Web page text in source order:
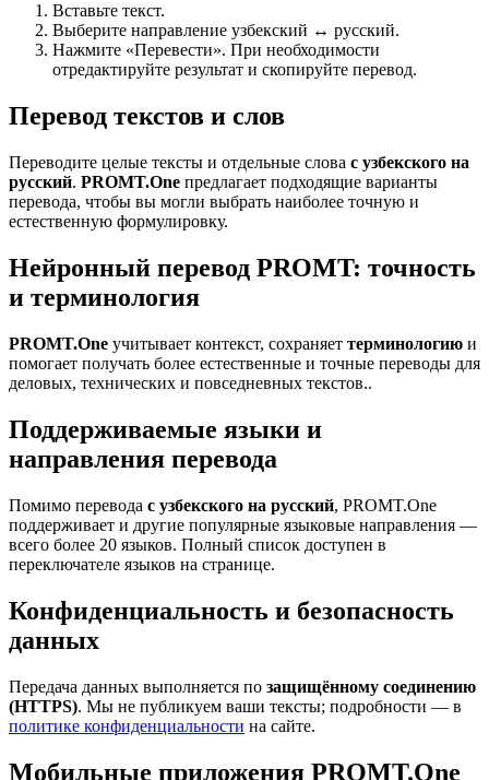
Вставьте текст.
Выберите направление узбекский ↔ русский.
Нажмите «Перевести». При необходимости
отредактируйте результат и скопируйте перевод.
Перевод текстов и слов
Переводите целые тексты и отдельные слова с узбекского на
русский. PROMT.One предлагает подходящие варианты
перевода, чтобы вы могли выбрать наиболее точную и
естественную формулировку.
Нейронный перевод PROMT: точность
и терминология
PROMT.One учитывает контекст, сохраняет терминологию и
помогает получать более естественные и точные переводы для
деловых, технических и повседневных текстов..
Поддерживаемые языки и
направления перевода
Помимо перевода с узбекского на русский, PROMT.One
поддерживает и другие популярные языковые направления —
всего более 20 языков. Полный список доступен в
переключателе языков на странице.
Конфиденциальность и безопасность
данных
Передача данных выполняется по защищённому соединению
(HTTPS). Мы не публикуем ваши тексты; подробности — в
политике конфиденциальности на сайте.
Мобильные приложения PROMT.One